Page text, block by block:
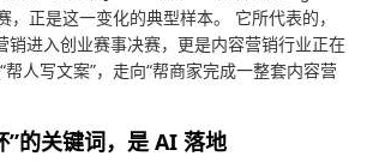
，正是这一变化的典型样本。 它所代表的，
销进入创业赛事决赛，更是内容营销行业正在
人写文案”，走向“帮商家完成一整套内容营
”的关键词，是 AI 落地